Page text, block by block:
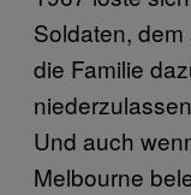
Soldaten,
die Familie
Und auch
Melbourne